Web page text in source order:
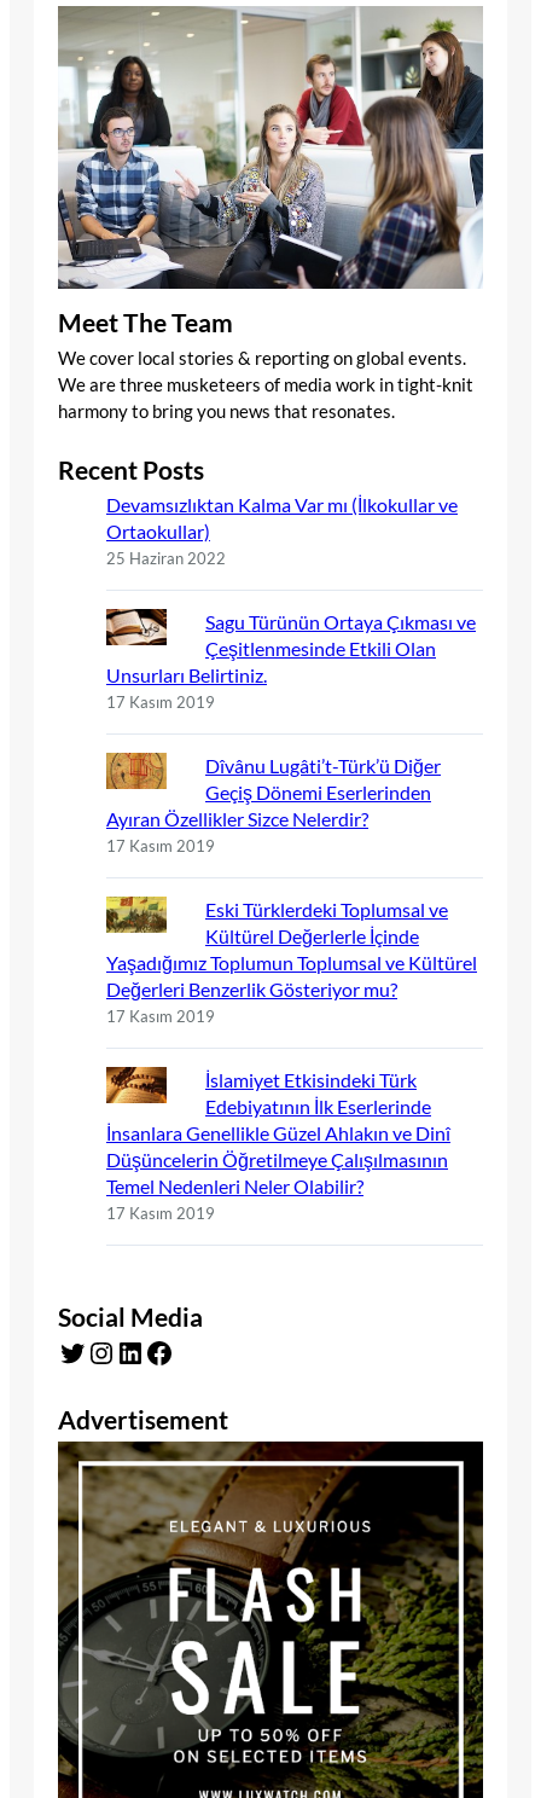
Meet The Team
We cover local stories & reporting on global events.
We are three musketeers of media work in tight-knit
harmony to bring you news that resonates.
Recent Posts
Devamsızlıktan Kalma Var mı (İlkokullar ve
Ortaokullar)
25 Haziran 2022
Sagu Türünün Ortaya Çıkması ve
Çeşitlenmesinde Etkili Olan
Unsurları Belirtiniz.
17 Kasım 2019
Dîvânu Lugâti’t-Türk’ü Diğer
Geçiş Dönemi Eserlerinden
Ayıran Özellikler Sizce Nelerdir?
17 Kasım 2019
Eski Türklerdeki Toplumsal ve
Kültürel Değerlerle İçinde
Yaşadığımız Toplumun Toplumsal ve Kültürel
Değerleri Benzerlik Gösteriyor mu?
17 Kasım 2019
İslamiyet Etkisindeki Türk
Edebiyatının İlk Eserlerinde
İnsanlara Genellikle Güzel Ahlakın ve Dinî
Düşüncelerin Öğretilmeye Çalışılmasının
Temel Nedenleri Neler Olabilir?
17 Kasım 2019
Social Media
Twitter Instagram LinkedIn Facebook
Advertisement